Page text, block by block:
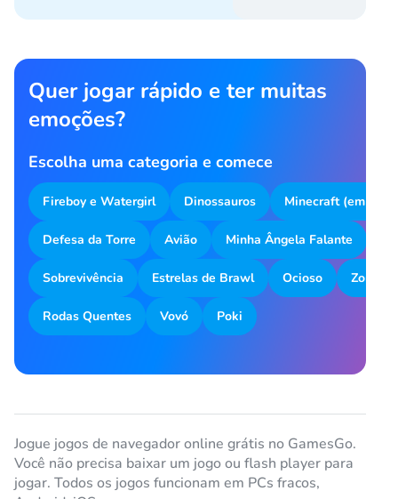
Quer jogar rápido e ter muitas
emoções?
Escolha uma categoria e comece
Fireboy e Watergirl Dinossauros Minecraft (em
Defesa da Torre Avião Minha Ângela Falante
Sobrevivência Estrelas de Brawl Ocioso
Rodas Quentes Vovó Poki
Jogue jogos de navegador online grátis no GamesGo.
Você não precisa baixar um jogo ou flash player para
jogar. Todos os jogos funcionam em PCs fracos,